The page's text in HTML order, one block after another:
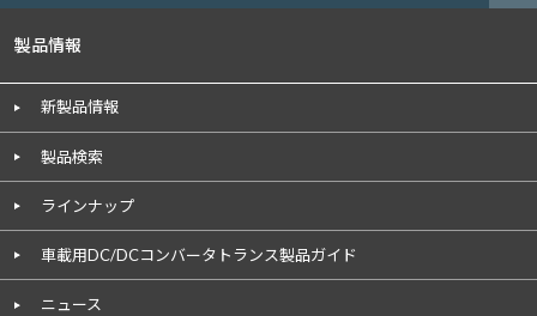
製品情報
新製品情報
製品検索
ラインナップ
車載用DC/DCコンバータトランス製品ガイド
ニュース